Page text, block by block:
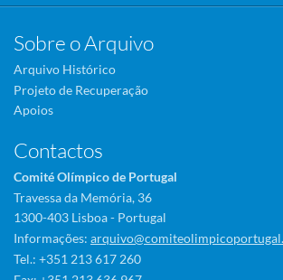
Sobre o Arquivo
Arquivo Histórico
Projeto de Recuperação
Apoios
Contactos
Comité Olímpico de Portugal
Travessa da Memória, 36
1300-403 Lisboa - Portugal
Informações:
Tel.: +351 213 617 260